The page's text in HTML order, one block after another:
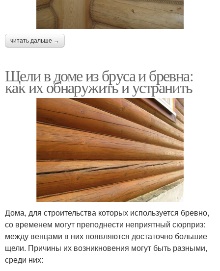
читать дальше →
Щели в доме из бруса и бревна:
как их обнаружить и устранить
Дома, для строительства которых используется бревно,
со временем могут преподнести неприятный сюрприз:
между венцами в них появляются достаточно большие
щели. Причины их возникновения могут быть разными,
среди них: